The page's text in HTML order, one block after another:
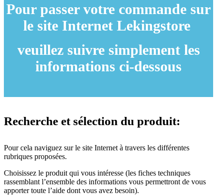
Pour passer votre commande sur
le site Internet Lekingstore
veuillez suivre simplement les
informations ci-dessous
Recherche et sélection du produit:
Pour cela naviguez sur le site Internet à travers les différentes
rubriques proposées.
Choisissez le produit qui vous intéresse (les fiches techniques
rassemblant l’ensemble des informations vous permettront de vous
apporter toute l’aide dont vous avez besoin).